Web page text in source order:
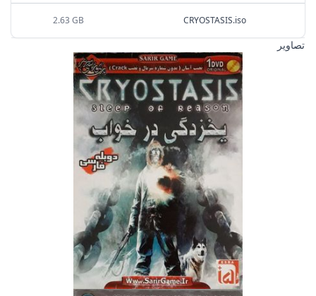
CRYOSTASIS.iso
2.63 GB
تصاویر